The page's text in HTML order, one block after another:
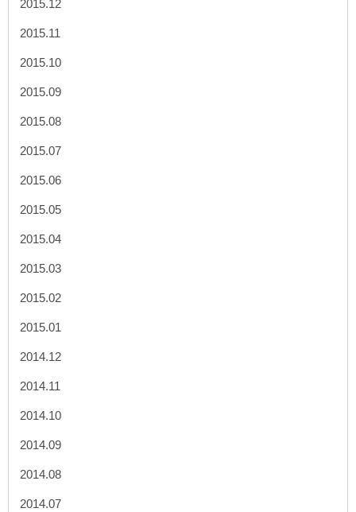
2015.12
2015.11
2015.10
2015.09
2015.08
2015.07
2015.06
2015.05
2015.04
2015.03
2015.02
2015.01
2014.12
2014.11
2014.10
2014.09
2014.08
2014.07